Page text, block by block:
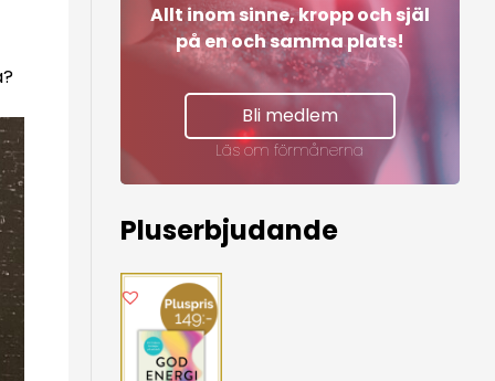
Allt inom sinne, kropp och själ
på en och samma plats!
Bli medlem
Läs om förmånerna
Pluserbjudande